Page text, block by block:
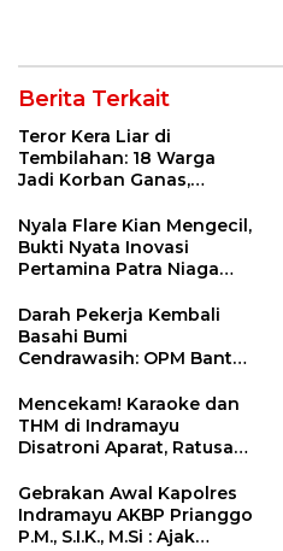
Berita Terkait
Teror Kera Liar di
Tembilahan: 18 Warga
Jadi Korban Ganas,
12 Jahitan!
Nyala Flare Kian Mengecil,
Bukti Nyata Inovasi
Pertamina Patra Niaga
Net Zero Emission 2060
Darah Pekerja Kembali
Basahi Bumi
Cendrawasih: OPM Bantai
di Tolikara!
Mencekam! Karaoke dan
THM di Indramayu
Disatroni Aparat, Ratusan
Dites Urine!
Gebrakan Awal Kapolres
Indramayu AKBP Prianggo
P.M., S.I.K., M.Si : Ajak